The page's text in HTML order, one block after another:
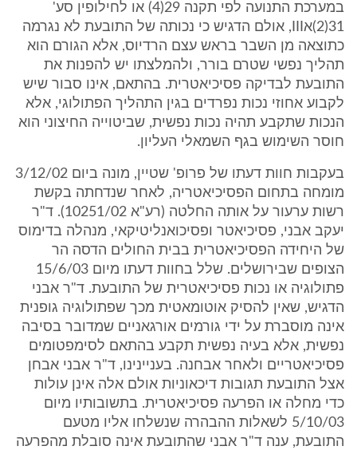
במערכת התנועה לפי תקנה 29(4) או לחילופין סע'
31(2)אIII, אולם הדגיש כי נכותה של התובעת לא נגרמה
כתוצאה מן השבר בראש עצם הרדיוס, אלא הגורם הוא
תהליך נפשי שטרם בורר, ולהמלצתו יש להפנות את
התובעת לבדיקה פסיכיאטרית. בהתאם, אינו סבור שיש
לקבוע אחוזי נכות נפרדים בגין התהליך הפתולוגי, אלא
הנכות שתקבע תהיה נכות נפשית, שביטוייה החיצוני הוא
חוסר השימוש בגף השמאלי העליון.
בעקבות חוות דעתו של פרופ' שטיין, מונה ביום 3/12/02
מומחה בתחום הפסיכיאטריה, לאחר שנדחתה בקשת
רשות ערעור על אותה החלטה (רע"א 10251/02). ד"ר
יעקב אבני, פסיכיאטר ופסיכואנליטיקאי, מנהלה בדימוס
של היחידה הפסיכיאטרית בבית החולים הדסה הר
הצופים שבירושלים. שלל בחוות דעתו מיום 15/6/03
פתולוגיה או נכות פסיכיאטרית של התובעת. ד"ר אבני
הדגיש, שאין להסיק אוטומאטית מכך שפתולוגיה גופנית
אינה מוסברת על ידי גורמים אורגאניים שמדובר בסיבה
נפשית, אלא בעיה נפשית תקבע בהתאם לסימפטומים
פסיכיאטריים ולאחר אבחנה. בעניינינו, ד"ר אבני אבחן
אצל התובעת תגובות דיכאוניות אולם אלה אינן עולות
כדי מחלה או הפרעה פסיכיאטרית. בתשובותיו מיום
5/10/03 לשאלות ההבהרה שנשלחו אליו מטעם
התובעת, ענה ד"ר אבני שהתובעת אינה סובלת מהפרעה